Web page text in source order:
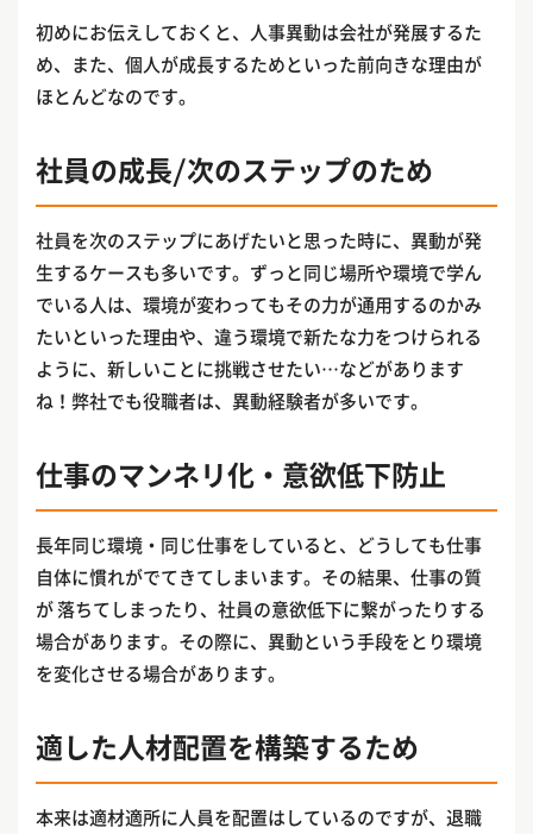
初めにお伝えしておくと、人事異動は会社が発展するた
め、また、個人が成長するためといった前向きな理由が
ほとんどなのです。
社員の成長/次のステップのため
社員を次のステップにあげたいと思った時に、異動が発
生するケースも多いです。ずっと同じ場所や環境で学ん
でいる人は、環境が変わってもその力が通用するのかみ
たいといった理由や、違う環境で新たな力をつけられる
ように、新しいことに挑戦させたい…などがあります
ね！弊社でも役職者は、異動経験者が多いです。
仕事のマンネリ化・意欲低下防止
長年同じ環境・同じ仕事をしていると、どうしても仕事
自体に慣れがでてきてしまいます。その結果、仕事の質
が 落ちてしまったり、社員の意欲低下に繋がったりする
場合があります。その際に、異動という手段をとり環境
を変化させる場合があります。
適した人材配置を構築するため
本来は適材適所に人員を配置はしているのですが、退職